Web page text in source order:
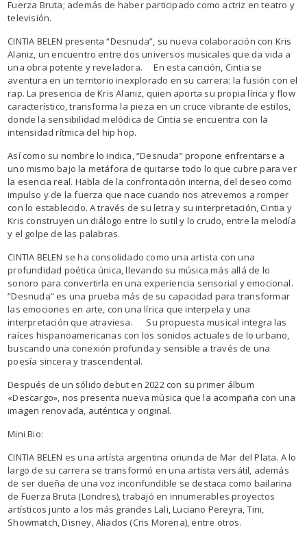
Fuerza Bruta; además de haber participado como actriz en teatro y
televisión.
CINTIA BELEN presenta “Desnuda”, su nueva colaboración con Kris
Alaniz, un encuentro entre dos universos musicales que da vida a
una obra potente y reveladora. En esta canción, Cintia se
aventura en un territorio inexplorado en su carrera: la fusión con el
rap. La presencia de Kris Alaniz, quien aporta su propia lírica y flow
característico, transforma la pieza en un cruce vibrante de estilos,
donde la sensibilidad melódica de Cintia se encuentra con la
intensidad rítmica del hip hop.
Así como su nombre lo indica, “Desnuda” propone enfrentarse a
uno mismo bajo la metáfora de quitarse todo lo que cubre para ver
la esencia real. Habla de la confrontación interna, del deseo como
impulso y de la fuerza que nace cuando nos atrevemos a romper
con lo establecido. A través de su letra y su interpretación, Cintia y
Kris construyen un diálogo entre lo sutil y lo crudo, entre la melodía
y el golpe de las palabras.
CINTIA BELEN se ha consolidado como una artista con una
profundidad poética única, llevando su música más allá de lo
sonoro para convertirla en una experiencia sensorial y emocional.
“Desnuda” es una prueba más de su capacidad para transformar
las emociones en arte, con una lírica que interpela y una
interpretación que atraviesa. Su propuesta musical integra las
raíces hispanoamericanas con los sonidos actuales de lo urbano,
buscando una conexión profunda y sensible a través de una
poesía sincera y trascendental.
Después de un sólido debut en 2022 con su primer álbum
«Descargo», nos presenta nueva música que la acompaña con una
imagen renovada, auténtica y original.
Mini Bio:
CINTIA BELEN es una artísta argentina oriunda de Mar del Plata. A lo
largo de su carrera se transformó en una artista versátil, además
de ser dueña de una voz inconfundible se destaca como bailarina
de Fuerza Bruta (Londres), trabajó en innumerables proyectos
artísticos junto a los más grandes Lali, Luciano Pereyra, Tini,
Showmatch, Disney, Aliados (Cris Morena), entre otros.